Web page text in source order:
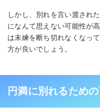
しかし、別れを言い渡され
になんて思えない可能性が
は未練を断ち切れなくなっ
方が良いでしょう。
円満に別れるため